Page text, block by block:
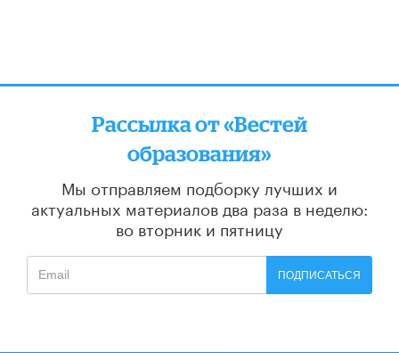
Рассылка от «Вестей
образования»
Мы отправляем подборку лучших и
актуальных материалов два раза в неделю:
во вторник и пятницу
ПОДПИСАТЬСЯ